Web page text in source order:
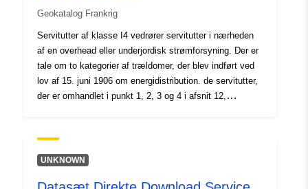
hoteller og indkvarteringsfaciliteter,
fængsler og udendørs institutioner. — kan forbydes eller
underkastes krav: • andre kategorier af virksomheder,
der modtager offentligheden • anlæg, der er klassificeret
med henblik på miljøbeskyttelse, og som kræver
godkendelse og fremstilling, anvendelse eller oplagring
kapacitet inden for trældomsområdet ikke øges. Denne
Geokatalog Frankrig
Servitutter af klasse I4 vedrører servitutter i nærheden
af en overhead eller underjordisk strømforsyning. Der er
tale om to kategorier af trældomer, der blev indført ved
lov af 15. juni 1906 om energidistribution. de servitutter,
der er omhandlet i punkt 1, 2, 3 og 4 i afsnit 12,
og forankringer til elektriske ledere, enten uden for
vægge eller facader med udsigt over offentlig vej eller
gør det muligt for elektriske ledere at passere over privat
UNKNOWN